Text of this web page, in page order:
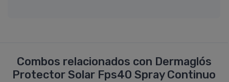
Combos relacionados con Dermaglós
Protector Solar Fps40 Spray Continuo